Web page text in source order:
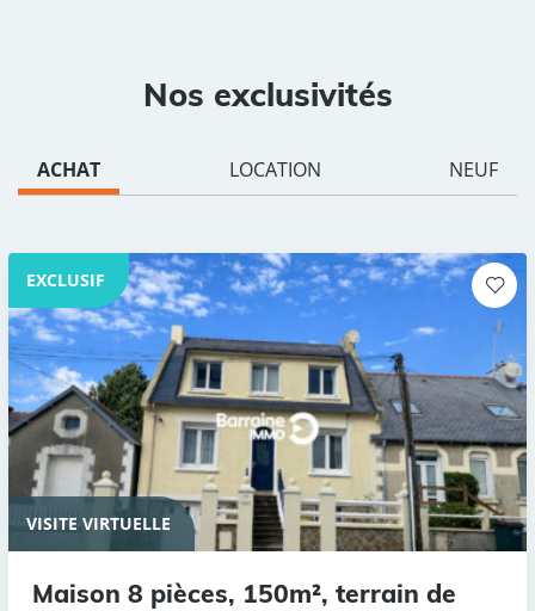
Nos exclusivités
ACHAT LOCATION NEUF
EXCLUSIF
VISITE VIRTUELLE
Maison 8 pièces, 150m², terrain de